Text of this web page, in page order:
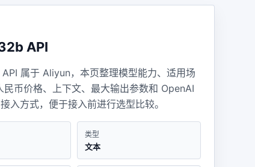
API
属于 Aliyun，本页整理模型能力、适用场
民币价格、上下文、最大输出参数和 OpenAI
入方式，便于接入前进行选型比较。
类型
文本